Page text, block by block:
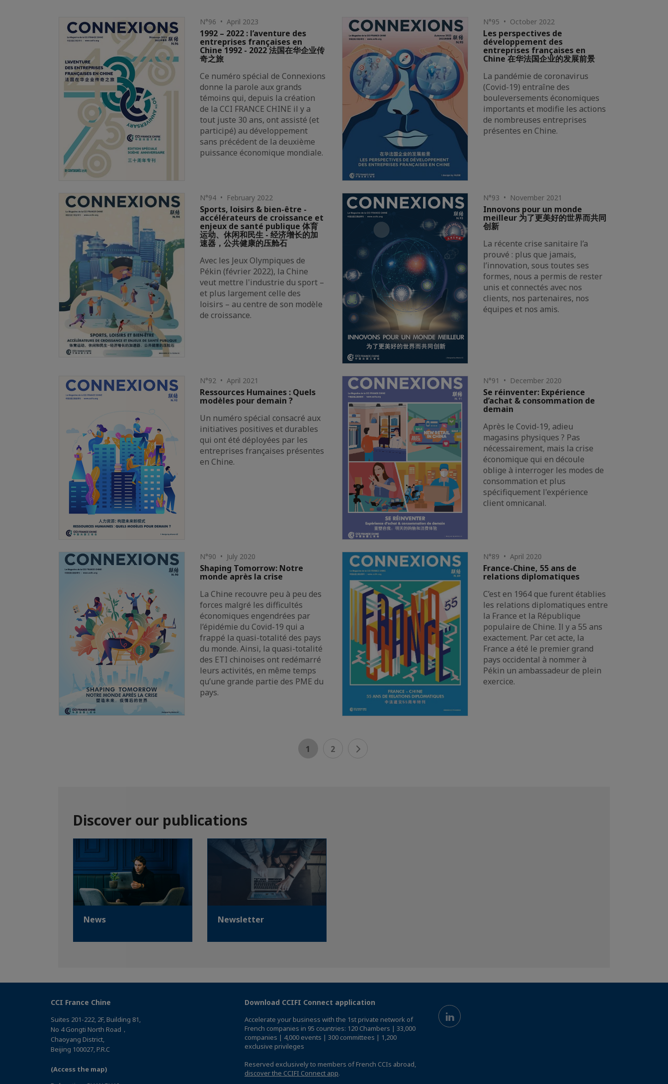
N°96 • April 2023
1992 – 2022 : l’aventure des
entreprises françaises en
Chine 1992 - 2022 法国在华企业传
奇之旅
Ce numéro spécial de Connexions
donne la parole aux grands
témoins qui, depuis la création
de la CCI FRANCE CHINE il y a
tout juste 30 ans, ont assisté (et
participé) au développement
sans précédent de la deuxième
puissance économique mondiale.
N°95 • October 2022
Les perspectives de
développement des
entreprises françaises en
Chine 在华法国企业的发展前景
La pandémie de coronavirus
(Covid-19) entraîne des
bouleversements économiques
importants et modifie les actions
de nombreuses entreprises
présentes en Chine.
N°94 • February 2022
Sports, loisirs & bien-être -
accélérateurs de croissance et
enjeux de santé publique 体育
运动、休闲和民生 - 经济增长的加
速器，公共健康的压舱石
Avec les Jeux Olympiques de
Pékin (février 2022), la Chine
veut mettre l'industrie du sport –
et plus largement celle des
loisirs – au centre de son modèle
de croissance.
N°93 • November 2021
Innovons pour un monde
meilleur 为了更美好的世界而共同
创新
La récente crise sanitaire l’a
prouvé : plus que jamais,
l’innovation, sous toutes ses
formes, nous a permis de rester
unis et connectés avec nos
clients, nos partenaires, nos
équipes et nos amis.
N°92 • April 2021
Ressources Humaines : Quels
modèles pour demain ?
Un numéro spécial consacré aux
initiatives positives et durables
qui ont été déployées par les
entreprises françaises présentes
en Chine.
N°91 • December 2020
Se réinventer: Expérience
d’achat & consommation de
demain
Après le Covid-19, adieu
magasins physiques ? Pas
nécessairement, mais la crise
économique qui en découle
oblige à interroger les modes de
consommation et plus
spécifiquement l'expérience
client omnicanal.
N°90 • July 2020
Shaping Tomorrow: Notre
monde après la crise
La Chine recouvre peu à peu des
forces malgré les difficultés
économiques engendrées par
l’épidémie du Covid-19 qui a
frappé la quasi-totalité des pays
du monde. Ainsi, la quasi-totalité
des ETI chinoises ont redémarré
leurs activités, en même temps
qu’une grande partie des PME du
pays.
N°89 • April 2020
France-Chine, 55 ans de
relations diplomatiques
C’est en 1964 que furent établies
les relations diplomatiques entre
la France et la République
populaire de Chine. Il y a 55 ans
exactement. Par cet acte, la
France a été le premier grand
pays occidental à nommer à
Pékin un ambassadeur de plein
exercice.
1 2
Discover our publications
News Newsletter
CCI France Chine
Suites 201-222, 2F, Building 81,
No 4 Gongti North Road，
Chaoyang District,
Beijing 100027, P.R.C
(Access the map)
Download CCIFI Connect application
Accelerate your business with the 1st private network of
French companies in 95 countries: 120 Chambers | 33,000
companies | 4,000 events | 300 committees | 1,200
exclusive privileges
Reserved exclusively to members of French CCIs abroad,
discover the CCIFI Connect app.